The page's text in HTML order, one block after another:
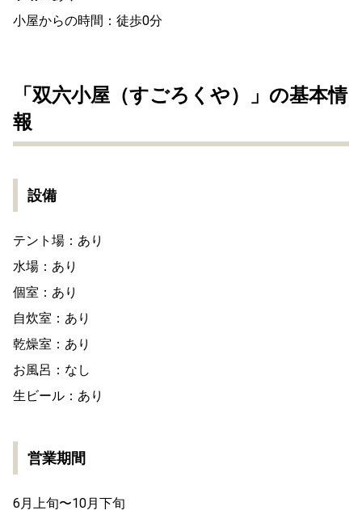
小屋からの時間：徒歩0分
「双六小屋（すごろくや）」の基本情
報
設備
テント場：あり
水場：あり
個室：あり
自炊室：あり
乾燥室：あり
お風呂：なし
生ビール：あり
営業期間
6月上旬〜10月下旬